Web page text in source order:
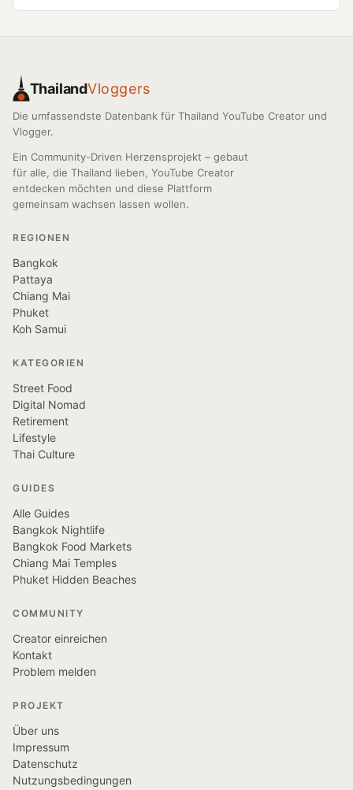
ThailandVloggers
Die umfassendste Datenbank für Thailand YouTube Creator und
Vlogger.
Ein Community-Driven Herzensprojekt – gebaut
für alle, die Thailand lieben, YouTube Creator
entdecken möchten und diese Plattform
gemeinsam wachsen lassen wollen.
REGIONEN
Bangkok
Pattaya
Chiang Mai
Phuket
Koh Samui
KATEGORIEN
Street Food
Digital Nomad
Retirement
Lifestyle
Thai Culture
GUIDES
Alle Guides
Bangkok Nightlife
Bangkok Food Markets
Chiang Mai Temples
Phuket Hidden Beaches
COMMUNITY
Creator einreichen
Kontakt
Problem melden
PROJEKT
Über uns
Impressum
Datenschutz
Nutzungsbedingungen